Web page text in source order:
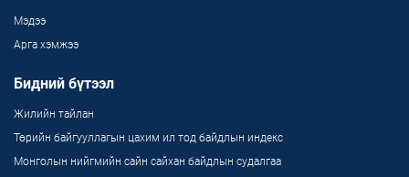
Мэдээ
Арга хэмжээ
Бидний бүтээл
Жилийн тайлан
Төрийн байгууллагын цахим ил тод байдлын индекс
Монголын нийгмийн сайн сайхан байдлын судалгаа